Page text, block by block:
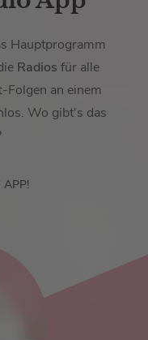
Hauptprogramm
Radios für alle
-Folgen an einem
Wo gibt's das
APP!